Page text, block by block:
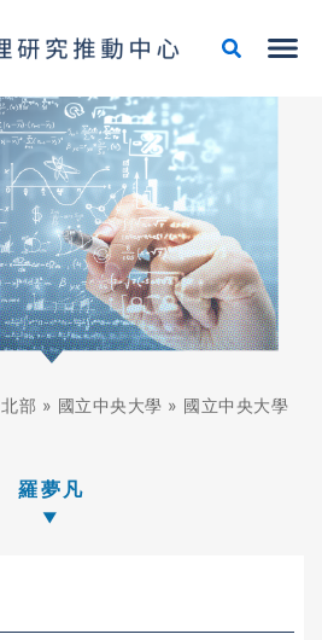
北部 » 國立中央大學 » 國立中央大學
羅夢凡